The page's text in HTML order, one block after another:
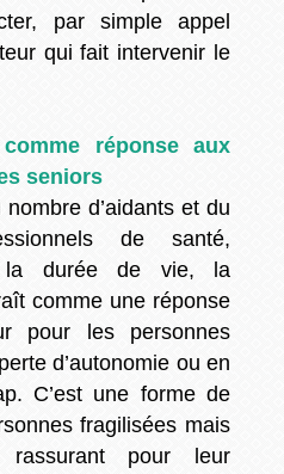
par simple appel
qui fait intervenir le
réponse aux
seniors
d’aidants et du
de santé,
la durée de vie, la
comme une réponse
pour les personnes
d’autonomie ou en
C’est une forme de
fragilisées mais
pour leur